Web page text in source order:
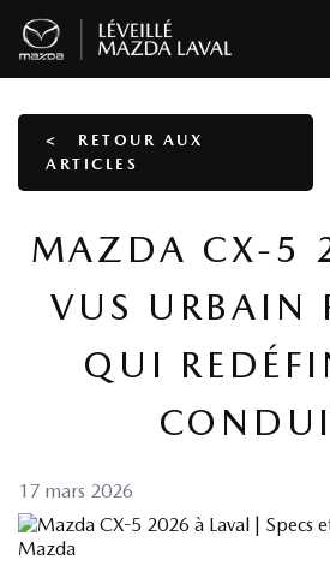
<
RETOUR AUX
ARTICLES
MAZDA CX-5
VUS URBAIN
QUI
17 mars 2026